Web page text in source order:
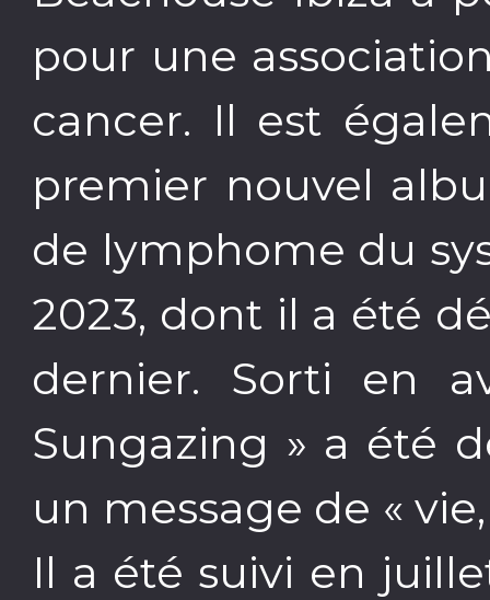
pour une
cancer. Il est
premier nouvel
de lymphome du
2023, dont il a été
dernier. Sorti en
Sungazing » a été
un message de «
Il a été suivi en